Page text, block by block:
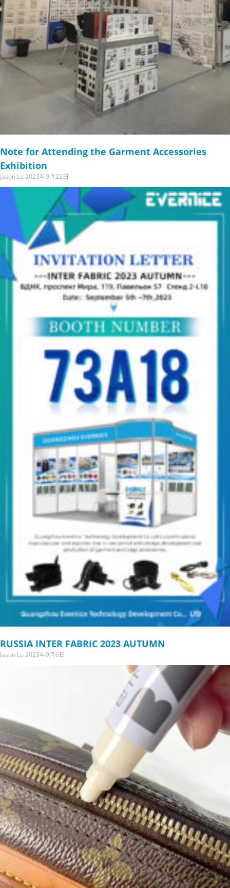
Note for Attending the Garment Accessories
Exhibition
Jason Lu2023年9月22日
RUSSIA INTER FABRIC 2023 AUTUMN
Jason Lu2023年9月6日